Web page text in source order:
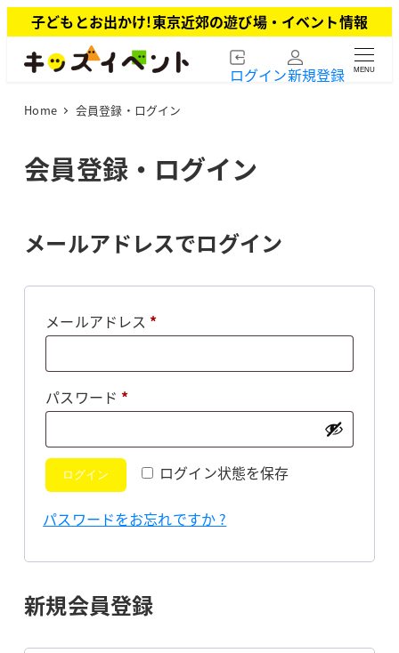
イ
子どもとお出かけ!東京近郊の遊び場・イベント情報
ログイン新規登録 MENU
Home 会員登録・ログイン
会員登録・ログイン
メールアドレスでログイン
メールアドレス *必
パスワード *必
ログイン状態を保存
ログイン
パスワードをお忘れですか ?
新規会員登録